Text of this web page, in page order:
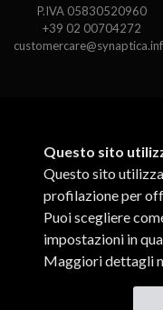
P.IVA 05830520960
+39 02 00704272
Questo sito
Questo sito
profilazione per
Puoi scegliere
impostazioni in
Maggiori dettagli